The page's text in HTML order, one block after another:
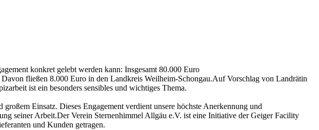
konkret gelebt werden kann: Insgesamt 80.000 Euro
fließen 8.000 Euro in den Landkreis Weilheim-Schongau.Auf Vorschlag von Landrätin
ist ein besonders sensibles und wichtiges Thema.
Einsatz. Dieses Engagement verdient unsere höchste Anerkennung und
seiner Arbeit.Der Verein Sternenhimmel Allgäu e.V. ist eine Initiative der Geiger Facility
und Kunden getragen.